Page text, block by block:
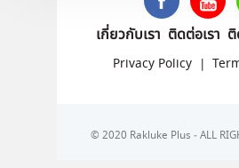
เกี่ยวกับเรา ติดต่อเรา
Privacy Policy |
© 2020 Rakluke Plus - ALL